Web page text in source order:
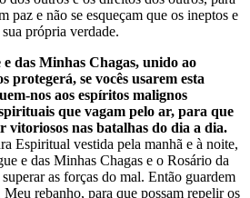
paz e não se esqueçam que os ineptos e
própria verdade.
das Minhas Chagas, unido ao
protegerá, se vocês usarem esta
nos aos espíritos malignos
que vagam pelo ar, para que
vitoriosos nas batalhas do dia a dia.
Espiritual vestida pela manhã e à noite,
e das Minhas Chagas e o Rosário da
as forças do mal. Então guardem
Meu rebanho, para que possam repelir os